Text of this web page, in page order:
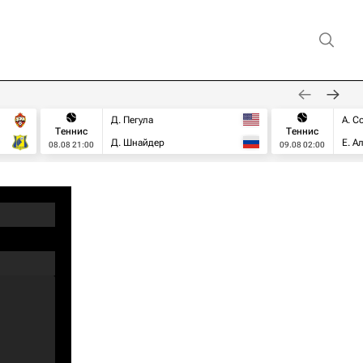
Теннис
08.08 21:00
Д. Пегула
Д. Шнайдер
Теннис
09.08 02:00
А.
Е.